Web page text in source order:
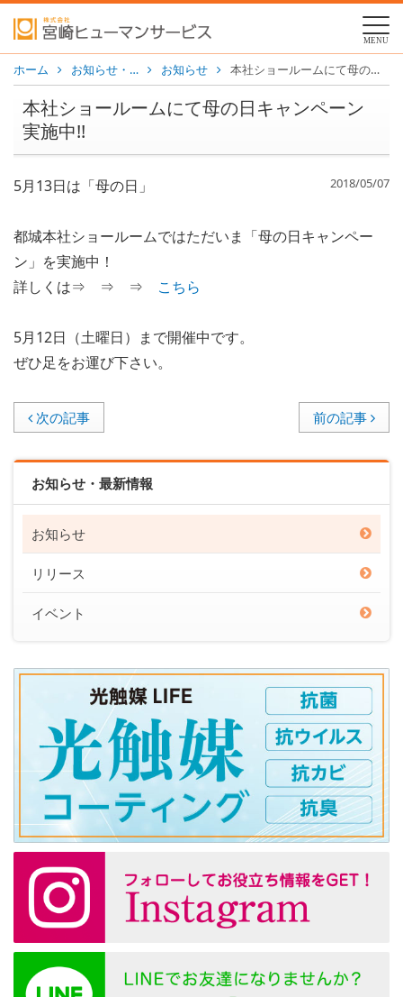
MENU
ホーム お知らせ・… お知らせ 本社ショールームにて母の日キャンペーン実施中!!
本社ショールームにて母の日キャンペーン
実施中!!
2018/05/07
5月13日は「母の日」
都城本社ショールームではただいま「母の日キャンペー
ン」を実施中！
詳しくは⇒ ⇒ ⇒ こちら
5月12日（土曜日）まで開催中です。
ぜひ足をお運び下さい。
次の記事 前の記事
お知らせ・最新情報
お知らせ
リリース
イベント